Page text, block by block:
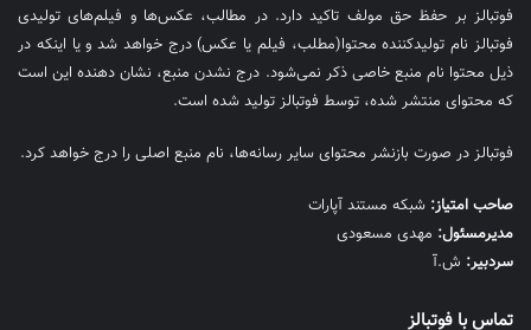
فوتبالز بر حفظ حق مولف تاکید دارد. در مطالب، عکس‌ها و فیلم‌های تولیدی
فوتبالز نام تولیدکننده محتوا(مطلب، فیلم یا عکس) درج خواهد شد و یا اینکه در
ذیل محتوا نام منبع خاصی ذکر نمی‌‎شود. درج نشدن منبع، نشان دهنده این است
که محتوای منتشر شده، توسط فوتبالز تولید شده است.
فوتبالز در صورت بازنشر محتوای سایر رسانه‌ها، نام منبع اصلی را درج خواهد کرد.
صاحب امتیاز: شبکه مستند آپارات
مديرمسئول: مهدی مسعودی
سردبیر: ش.آ
تماس با فوتبالز